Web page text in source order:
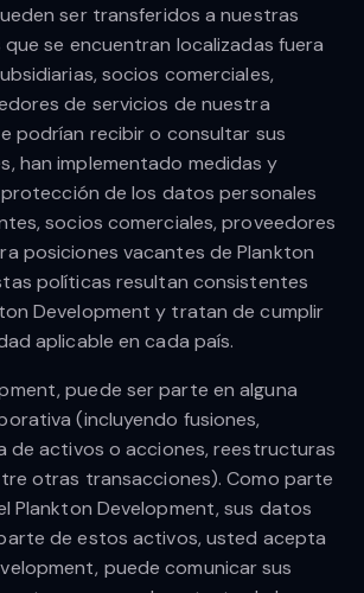
ser transferidos a nuestras
que se encuentran localizadas fuera
socios comerciales,
de servicios de nuestra
podrían recibir o consultar sus
han implementado medidas y
de los datos personales
socios comerciales, proveedores
posiciones vacantes de Plankton
políticas resultan consistentes
Development y tratan de cumplir
aplicable en cada país.
puede ser parte en alguna
(incluyendo fusiones,
de activos o acciones, reestructuras
otras transacciones). Como parte
Plankton Development, sus datos
de estos activos, usted acepta
puede comunicar sus